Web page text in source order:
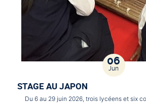
06
Jun
STAGE AU JAPON
Du 6 au 29 juin 2026, trois lycéens et six